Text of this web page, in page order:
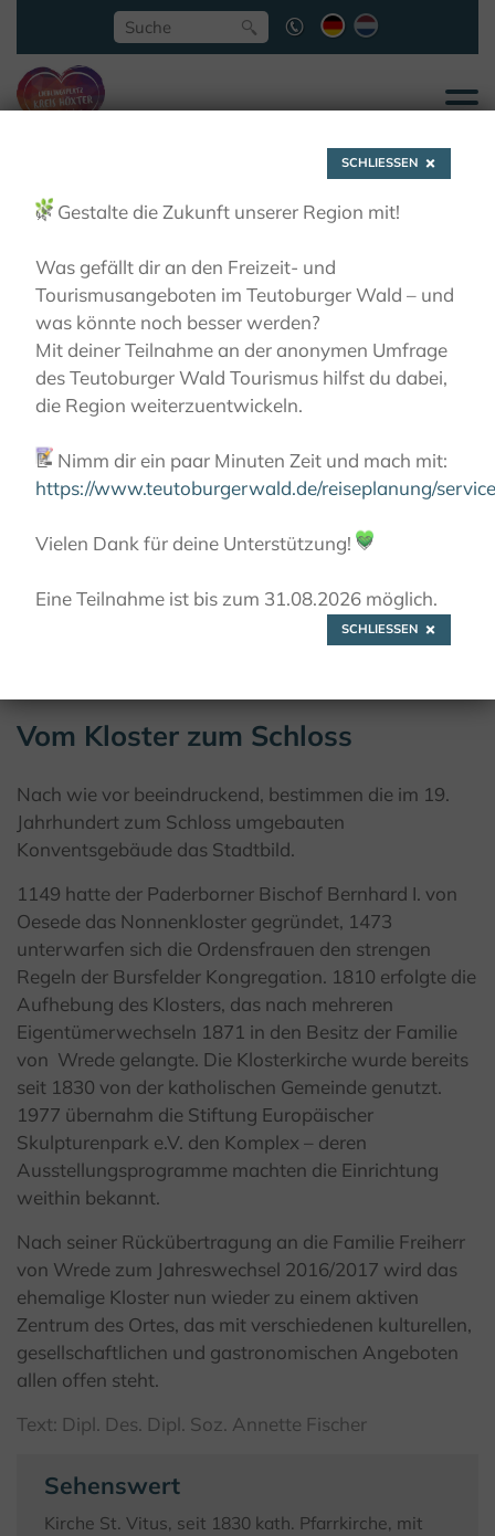
Willebadessen, ehem.
Benediktinerinnen-
Kloster
KLÖSTER KLOSTERORTE
WILLEBADESSEN,
Vom Kloster zum Schloss
Nach wie vor beeindruckend, bestimmen die im 19.
Jahrhundert zum Schloss umgebauten
Konventsgebäude das Stadtbild.
1149 hatte der Paderborner Bischof Bernhard I. von
Oesede das Nonnenkloster gegründet, 1473
unterwarfen sich die Ordensfrauen den strengen
Regeln der Bursfelder Kongregation. 1810 erfolgte die
Aufhebung des Klosters, das nach mehreren
Eigentümerwechseln 1871 in den Besitz der Familie
von Wrede gelangte. Die Klosterkirche wurde bereits
seit 1830 von der katholischen Gemeinde genutzt.
1977 übernahm die Stiftung Europäischer
Skulpturenpark e.V. den Komplex – deren
Ausstellungsprogramme machten die Einrichtung
weithin bekannt.
Nach seiner Rückübertragung an die Familie Freiherr
von Wrede zum Jahreswechsel 2016/2017 wird das
ehemalige Kloster nun wieder zu einem aktiven
Zentrum des Ortes, das mit verschiedenen kulturellen,
gesellschaftlichen und gastronomischen Angeboten
allen offen steht.
Text: Dipl. Des. Dipl. Soz. Annette Fischer
Sehenswert
Kirche St. Vitus, seit 1830 kath. Pfarrkirche, mit
SCHLIESSEN
🌿 Gestalte die Zukunft unserer Region mit!
Was gefällt dir an den Freizeit- und
Tourismusangeboten im Teutoburger Wald – und
was könnte noch besser werden?
Mit deiner Teilnahme an der anonymen Umfrage
des Teutoburger Wald Tourismus hilfst du dabei,
die Region weiterzuentwickeln.
📝 Nimm dir ein paar Minuten Zeit und mach mit:
https://www.teutoburgerwald.de/reiseplanung/
Vielen Dank für deine Unterstützung! 💚
Eine Teilnahme ist bis zum 31.08.2026 möglich.
SCHLIESSEN